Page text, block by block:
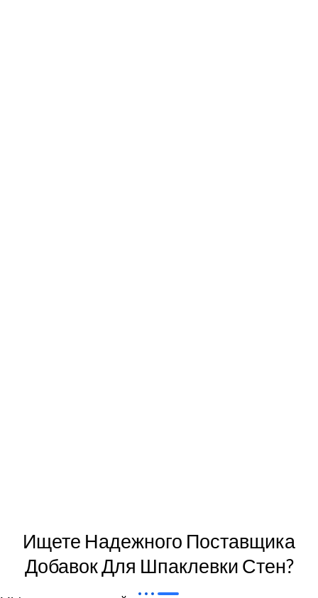
Ищете Надежного Поставщика
Добавок Для Шпаклевки Стен?